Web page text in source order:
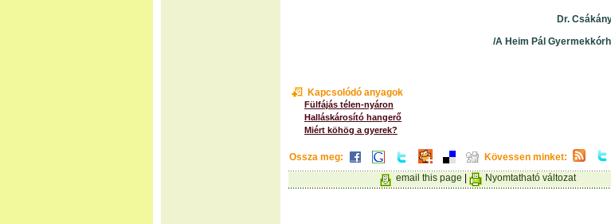
Dr.
/A Heim Pál
Kapcsolódó anyagok
Fülfájás télen-nyáron
Halláskárosító hangerő
Miért köhög a gyerek?
Ossza meg:
Kövessen minket:
email this page| Nyomtatható változat